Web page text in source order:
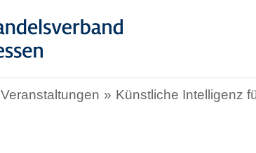
Veranstaltungen Künstliche Intelligenz